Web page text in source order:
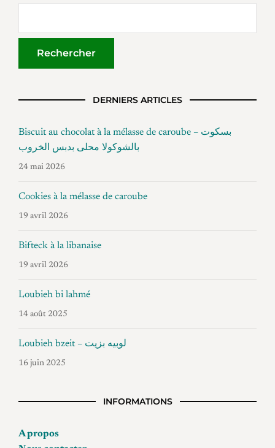
DERNIERS ARTICLES
Biscuit au chocolat à la mélasse de caroube – بسكوت
بالشوكولا محلى بدبس الخروب
24 mai 2026
Cookies à la mélasse de caroube
19 avril 2026
Bifteck à la libanaise
19 avril 2026
Loubieh bi lahmé
14 août 2025
Loubieh bzeit – لوبيه بزيت
16 juin 2025
INFORMATIONS
A propos